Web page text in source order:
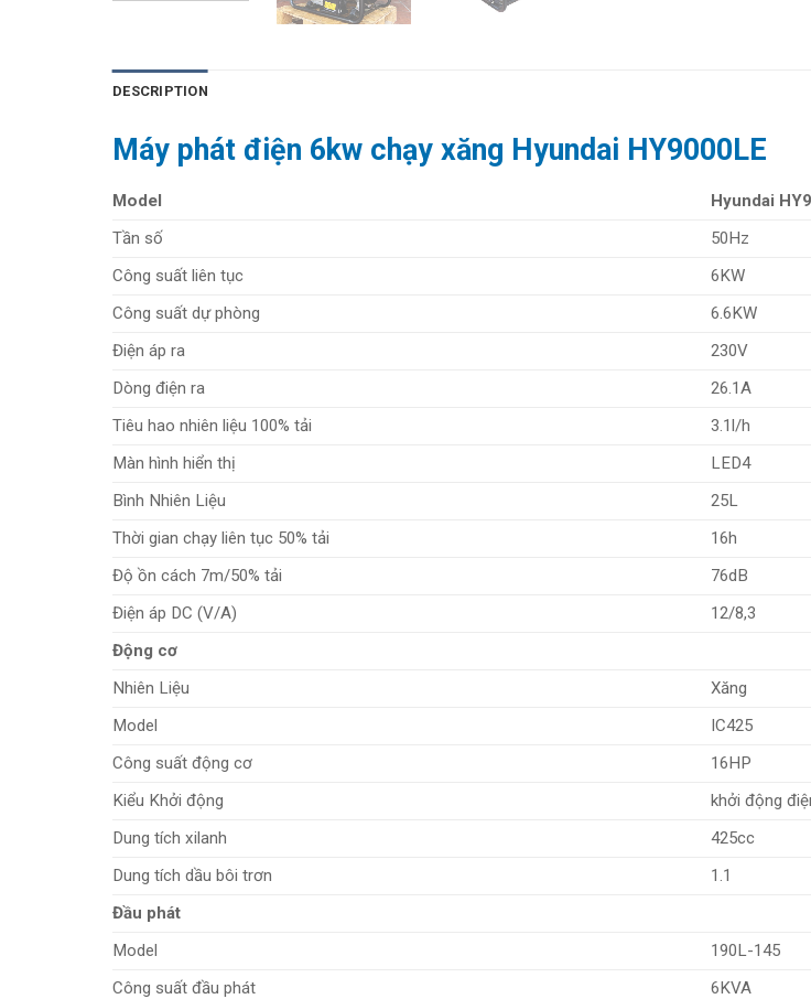
DESCRIPTION
Máy phát điện 6kw chạy xăng Hyundai HY9000LE
Model
Hyundai
Tần số
50Hz
Công suất liên tục
6KW
Công suất dự phòng
6.6KW
Điện áp ra
230V
Dòng điện ra
26.1A
Tiêu hao nhiên liệu 100% tải
3.1l/h
Màn hình hiển thị
LED4
Bình Nhiên Liệu
25L
Thời gian chạy liên tục 50% tải
16h
Độ ồn cách 7m/50% tải
76dB
Điện áp DC (V/A)
12/8,3
Động cơ
Nhiên Liệu
Xăng
Model
IC425
Công suất động cơ
16HP
Kiểu Khởi động
khởi động
Dung tích xilanh
425cc
Dung tích dầu bôi trơn
1.1
Đầu phát
Model
190L-145
Công suất đầu phát
6KVA